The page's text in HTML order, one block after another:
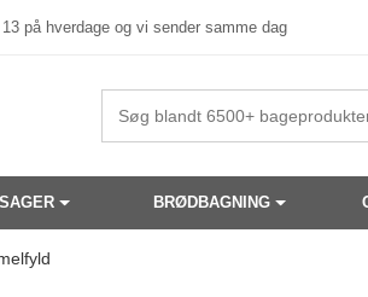
på hverdage og vi sender samme dag
BRØDBAGNING